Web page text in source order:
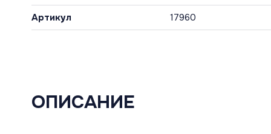
Артикул 17960
ОПИСАНИЕ